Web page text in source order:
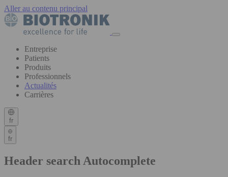
Aller au contenu principal
Entreprise
Patients
Produits
Professionnels
Actualités
Carrières
fr
fr
Header search Autocomplete